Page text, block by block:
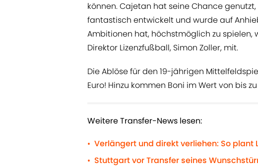
können. Cajetan hat seine Chance
fantastisch entwickelt und wurde auf
Ambitionen hat, höchstmöglich zu spielen,
Direktor Lizenzfußball, Simon Zoller, mit.
Die Ablöse für den 19-jährigen
Euro! Hinzu kommen Boni im Wert von bis zu
Weitere Transfer-News lesen:
• Verlängert und direkt verliehen: So
• Stuttgart vor Transfer seines